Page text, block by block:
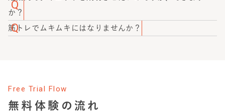
す。）を考慮して、最適なメニューをご提案いたします。
めかたぎり塾 大久保店では、パーソナルトレーナーがどの
ようなお菓子・お酒をどれくらいの量なら大丈夫か、あな
す。
勢通われています。お客様の身体や骨格の悩みに寄り添い
ながら、丁寧にトレーニング指導をさせていただきます。
か？
かたぎり塾 大久保店では、あなたの理想を叶えるためのダ
筋トレでムキムキにはなりませんか？
気持ちを持つ、熱い志を持ったトレーナーが、あなたの理
想の身体作りをサポートしますのでご安心ください！
無料体験の流れ
Free Trial Flow